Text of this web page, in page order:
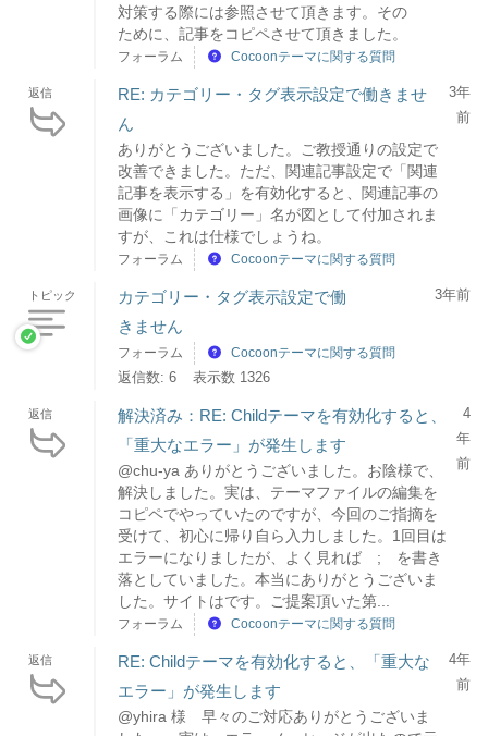
対策する際には参照させて頂きます。その
ために、記事をコピペさせて頂きました。
フォーラム Cocoonテーマに関する質問
返信
RE: カテゴリー・タグ表示設定で働きませ
ん
ありがとうございました。ご教授通りの設定で
改善できました。ただ、関連記事設定で「関連
記事を表示する」を有効化すると、関連記事の
画像に「カテゴリー」名が図として付加されま
すが、これは仕様でしょうね。
3年
前
フォーラム Cocoonテーマに関する質問
トピック
カテゴリー・タグ表示設定で働
きません
3年前
フォーラム Cocoonテーマに関する質問
返信数: 6 表示数 1326
返信
解決済み：RE: Childテーマを有効化すると、
「重大なエラー」が発生します
@chu-ya ありがとうございました。お陰様で、
解決しました。実は、テーマファイルの編集を
コピペでやっていたのですが、今回のご指摘を
受けて、初心に帰り自ら入力しました。1回目は
エラーになりましたが、よく見れば ; を書き
落としていました。本当にありがとうございま
した。サイトはです。ご提案頂いた第...
4
年
前
フォーラム Cocoonテーマに関する質問
返信
RE: Childテーマを有効化すると、「重大な
エラー」が発生します
@yhira 様 早々のご対応ありがとうございま
4年
前